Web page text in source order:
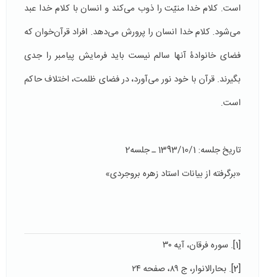
است. کلام خدا منیّت را ذوب می‌کند و انسان با کلام خدا عبد
می‌شود. کلام خدا انسان را پرورش می‌دهد. افراد قرآن‌خوان که
فضای خانوادۀ آنها سالم نیست باید فرمایش پیامبر را جدی
بگیرند. قرآن با خود نور می‌آورد، در فضای ظلمت، اختلاف حاکم
است.
تاریخ جلسه: 1393/10/1 ـ جلسه2
«برگرفته از بیانات استاد زهره بروجردی»
[1] . سوره فرقان، آیه ۳۰
[2] . بحارالانوار، ج ۸۹، صفحه ۲۴